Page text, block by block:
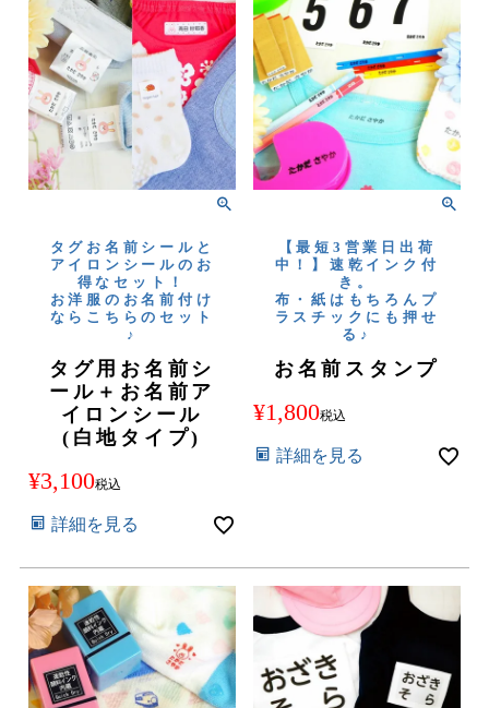
タグお名前シールと
アイロンシールのお
得なセット！
お洋服のお名前付け
ならこちらのセット
♪
タグ用お名前シ
ール＋お名前ア
イロンシール
(白地タイプ)
¥3,100税込
詳細を見る
【最短3営業日出荷
中！】速乾インク付
き。
布・紙はもちろんプ
ラスチックにも押せ
る♪
お名前スタンプ
¥1,800税込
詳細を見る